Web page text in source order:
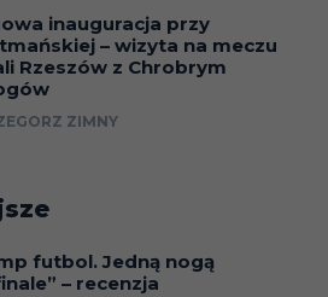
inauguracja przy
– wizyta na meczu
Rzeszów z Chrobrym
ZIMNY
futbol. Jedną nogą
– recenzja